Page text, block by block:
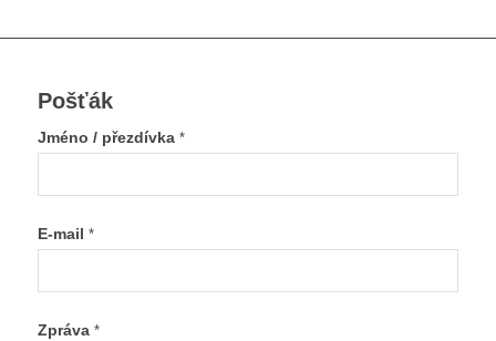
Pošťák
Jméno / přezdívka *
E-mail *
Zpráva *